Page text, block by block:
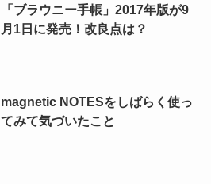
「ブラウニー手帳」2017年版が9
月1日に発売！改良点は？
magnetic NOTESをしばらく使っ
てみて気づいたこと